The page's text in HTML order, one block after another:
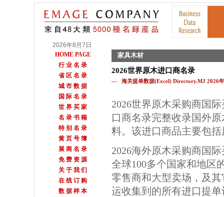
2026年8月7日
HOME PAGE
行 业 名 录
省 区 名 录
城 市 数 据
国 际 名 录
世 界 买 家
名 录 书 籍
特 别 名 录
黄 页 号 簿
展 商 名 录
免 费 资 源
关 于 我 们
在 线 订 购
数 据 样 本
家具木材
2026世界原木进口商名录
— 海关提单数据(Excel) Directory.MJ 2026
2026世界原木采购商国
口商名录完整收录国外
料。该进口商品主要包
2026海外原木采购商国
全球100多个国家和地区
零售商和大型卖场，及
运收集到的所有进口提